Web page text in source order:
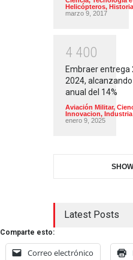
Helicópteros,
marzo 9, 2017
4 400
Embraer entrega
2024,
anual del 14%
Aviación Militar,
Innovacion, Industria
enero 9, 2025
Latest Posts
Comparte esto:
Correo electrónico